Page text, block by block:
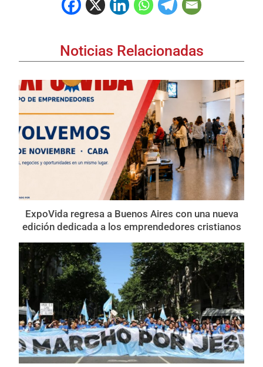
Noticias Relacionadas
ExpoVida regresa a Buenos Aires con una nueva
edición dedicada a los emprendedores cristianos